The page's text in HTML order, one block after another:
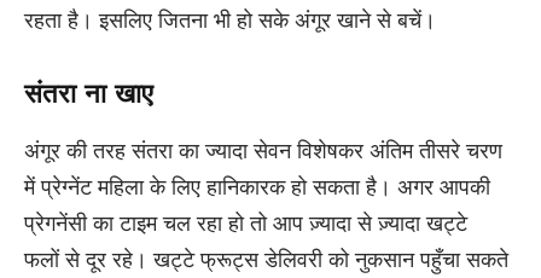
रहता है। इसलिए जितना भी हो सके अंगूर खाने से बचें।
संतरा ना खाए
अंगूर की तरह संतरा का ज्यादा सेवन विशेषकर अंतिम तीसरे चरण
में प्रेग्नेंट महिला के लिए हानिकारक हो सकता है। अगर आपकी
प्रेगनेंसी का टाइम चल रहा हो तो आप ज़्यादा से ज़्यादा खट्टे
फलों से दूर रहे। खट्टे फ्रूट्स डेलिवरी को नुकसान पहुँचा सकते